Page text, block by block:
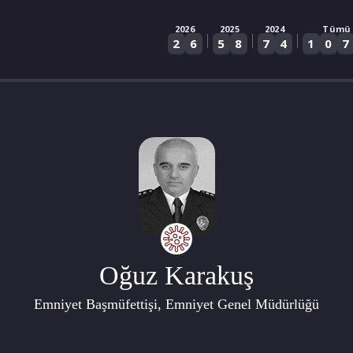
2026
2 6 |
2025
5 8 |
2024
7 4 |
Tümü
1 0 7
Oğuz Karakuş
Emniyet Başmüfettişi, Emniyet Genel Müdürlüğü